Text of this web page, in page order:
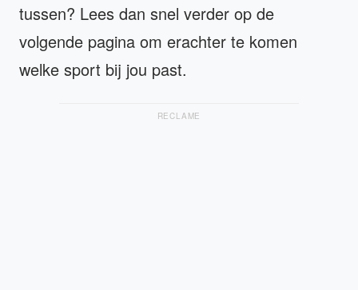
tussen? Lees dan snel verder op de
volgende pagina om erachter te komen
welke sport bij jou past.
RECLAME